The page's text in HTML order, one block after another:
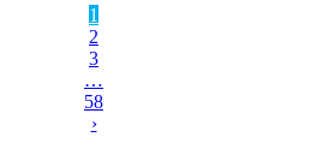
1
2
3
…
58
›